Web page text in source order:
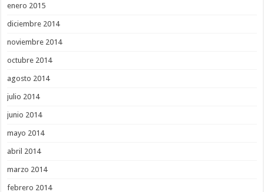
enero 2015
diciembre 2014
noviembre 2014
octubre 2014
agosto 2014
julio 2014
junio 2014
mayo 2014
abril 2014
marzo 2014
febrero 2014